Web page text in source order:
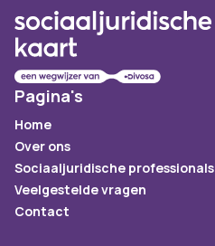
Pagina's
Home
Over ons
Sociaaljuridische professionals
Veelgestelde vragen
Contact